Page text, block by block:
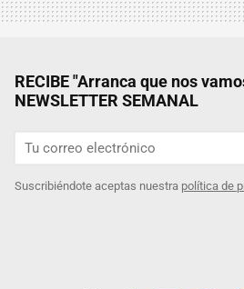
RECIBE "Arranca que nos
NEWSLETTER SEMANAL
Suscribiéndote aceptas nuestra política de